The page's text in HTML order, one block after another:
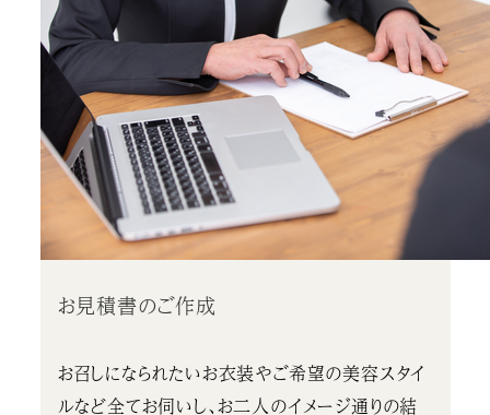
お見積書のご作成
お召しになられたいお衣装やご希望の美容スタイ
ルなど全てお伺いし、お二人のイメージ通りの結